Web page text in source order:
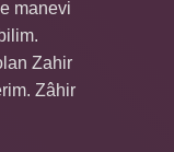
manevi
Zahir
Zâhir